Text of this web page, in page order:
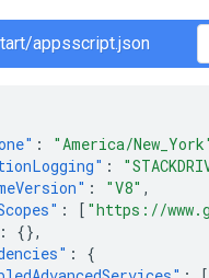
appsscript.json
: "America/
:
: "V8" ,
: [ "https://
:
{},
:
{